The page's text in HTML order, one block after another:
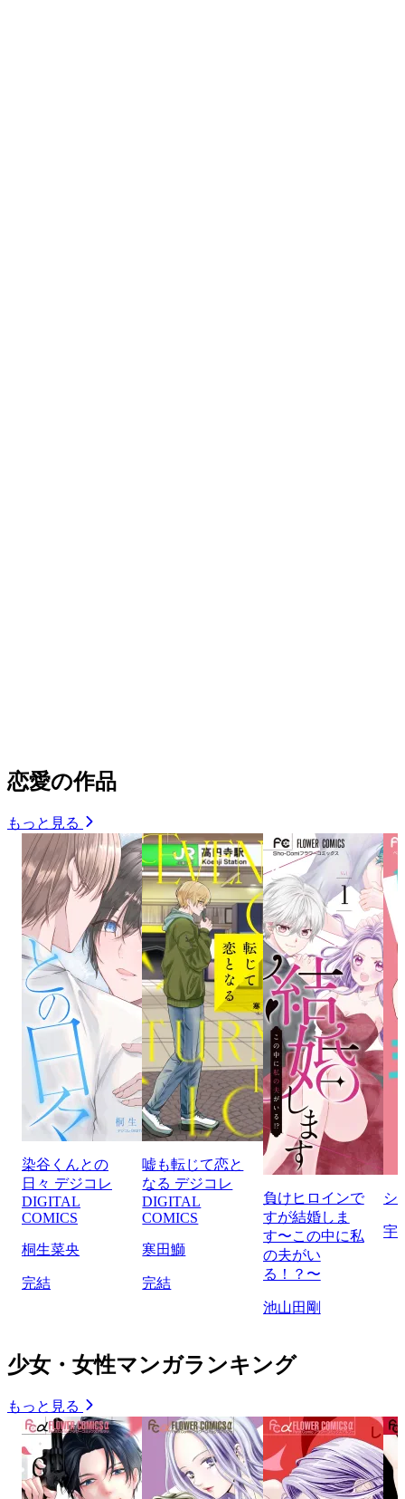
恋愛の作品
もっと見る
染谷くんとの
日々 デジコレ
DIGITAL
COMICS
桐生菜央
完結
嘘も転じて恋と
なる デジコレ
DIGITAL
COMICS
寒田鰤
完結
負けヒロインで
すが結婚しま
す〜この中に私
の夫がい
る！？〜
池山田剛
シ
宇
少女・女性マンガランキング
もっと見る